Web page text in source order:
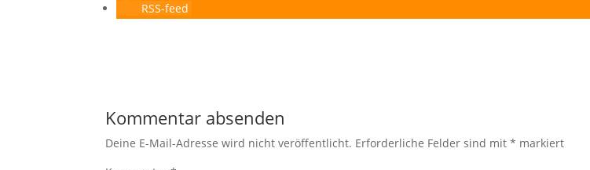
RSS-feed
Kommentar absenden
Deine E-Mail-Adresse wird nicht veröffentlicht. Erforderliche Felder sind mit* markiert